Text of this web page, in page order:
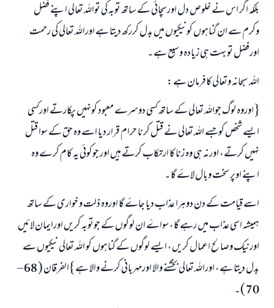
بلکہ اگر اس نے خلوص دل اورسچائي کے ساتھ توبہ کی تواللہ تعالی اپنے فضل
وکرم سے ان گناہوں کونیکیوں میں بدل کررکھ دیتا ہے اوراللہ تعالی کی رحمت
اورفضل تو بہت ہی زيادہ وسیع ہے ۔
اللہ سبحانہ وتعالی کافرمان ہے :
{ اوروہ لوگ جواللہ تعالی کے ساتھ کسی دوسرے معبود کونہیں پکارتے اورکسی
ایسے شخص کوجسے اللہ تعالی نے قتل کرنا حرام قرار دیا اسے وہ حق کے سوا قتل
نہیں کرتے ، اورنہ ہی وہ زنا کا ارتکاب کرتے ہیں اور جوکوئی یہ کام کرے وہ
اپنے اوپر سخت وبال لاۓ گا ۔
اسے قیامت کے دن دوہرا عذاب دیا جاۓ گا اوروہ ذلت و خواری کے ساتھ
ہمیشہ اسی عذاب میں رہے گا ، سواۓ ان لوگوں کے جوتوبہ کریں اورایمان لائيں
اورنیک وصالح اعمال کریں ، ایسے لوگوں کے گناہوں کو اللہ تعالی نیکیوں سے
بدل دیتا ہے ، اوراللہ تعالی بخشنے والا اورمہربانی کرنے والا ہے } الفرقان ( 68 –
70 ) ۔